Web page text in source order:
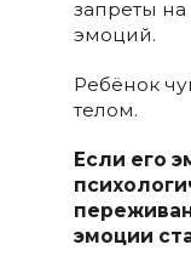
запреты
эмоций.
Ребёнок
телом.
Если его
эмоции